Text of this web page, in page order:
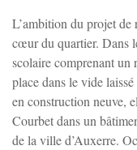
L’ambition du projet de
cœur du quartier. Dans
scolaire comprenant un
place dans le vide
en construction neuve,
Courbet dans un
de la ville d’Auxerre.